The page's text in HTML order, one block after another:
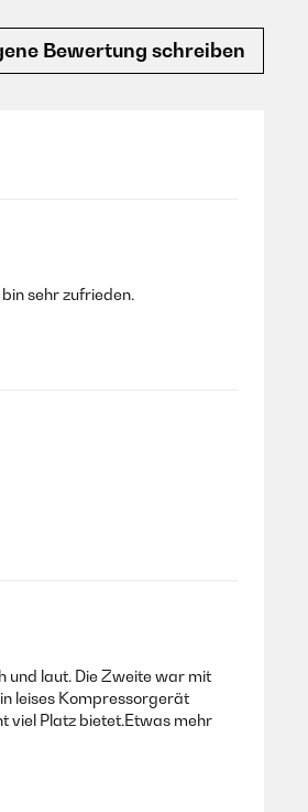
Bewertung schreiben
sehr zufrieden.
und laut. Die Zweite war mit
leises Kompressorgerät
viel Platz bietet.Etwas mehr